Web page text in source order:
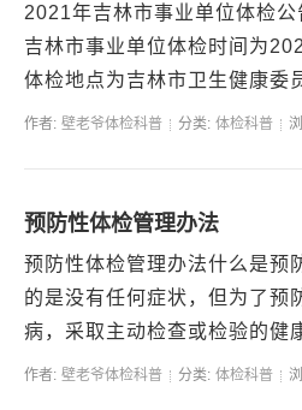
2021年吉林市事业单位体检
吉林市事业单位体检时间为
体检地点为吉林市卫生健康委
要求1.携带有效身份证件和本
作者: 壁老爷体检科普 分类: 体检科普
预防性体检管理办法
预防性体检管理办法什么是预
的是没有任何症状，但为了预
病，采取主动检查或检验的健
要性预防性体检可以早期发现
作者: 壁老爷体检科普 分类: 体检科普